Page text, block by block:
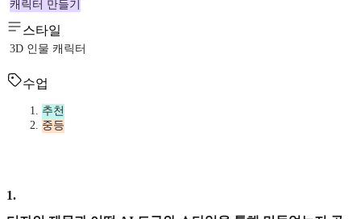
캐릭터 만들기
스타일
3D 인물 캐릭터
수업
추천
중등
1.